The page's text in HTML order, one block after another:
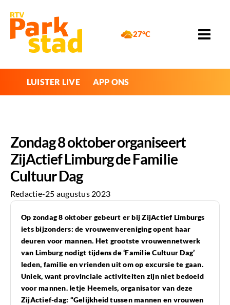
27°C
LUISTER LIVE APP ONS
Zondag 8 oktober organiseert
ZijActief Limburg de Familie
Cultuur Dag
Redactie-25 augustus 2023
Op zondag 8 oktober gebeurt er bij ZijActief Limburgs
iets bijzonders: de vrouwenvereniging opent haar
deuren voor mannen. Het grootste vrouwennetwerk
van Limburg nodigt tijdens de ‘Familie Cultuur Dag’
leden, familie en vrienden uit om op excursie te gaan.
Uniek, want provinciale activiteiten zijn niet bedoeld
voor mannen. Ietje Heemels, organisator van deze
ZijActief-dag: “Gelijkheid tussen mannen en vrouwen